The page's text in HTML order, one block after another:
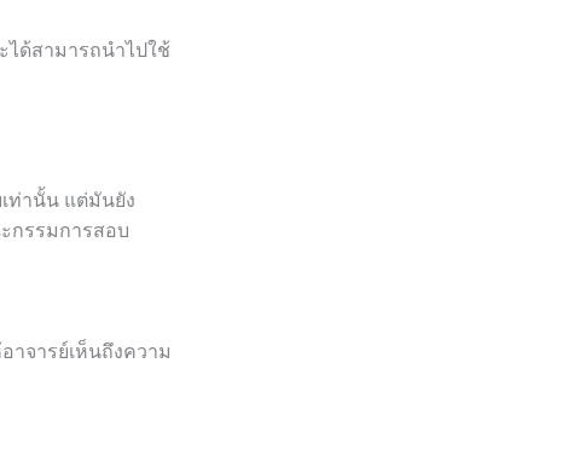
ได้สามารถนำไปใช้
ท่านั้น แต่มันยัง
กรรมการสอบ
จารย์เห็นถึงความ